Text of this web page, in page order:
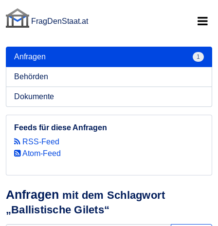
FragDenStaat.at
Anfragen mit dem Schlagwort
„Ballistische Gilets“
Anfragen 1
Behörden
Dokumente
Feeds für diese Anfragen
RSS-Feed
Atom-Feed